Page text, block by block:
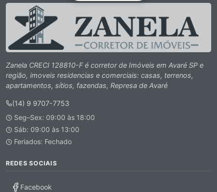
Zanela CRECI 128810-F é corretor de Imóveis em Avaré SP e
região, imoveis residencias e comerciais: casas, terrenos,
apartamentos, sítios, fazendas, Represa de Avaré
(14) 9 9707-7753
Seg–Sex: 09:00 às 18:00
Sáb: 09:00 às 13:00
Feriados: Fechado
REDES SOCIAIS
Facebook